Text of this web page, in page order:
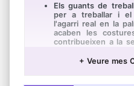
Els guants de
per a treballar i el
l'agarri real en la
acaben les
contribueixen a la
portar quan sigui
+ Veure mes